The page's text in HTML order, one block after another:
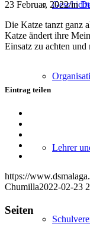
Lehrer
23 Februar, 2022/in
Die Katze tanzt ganz
Katze ändert ihre
Einsatz zu achten und
Eintrag teilen
Teilen
Mail
teilen
https://
Chumilla2022-02-23
Seiten